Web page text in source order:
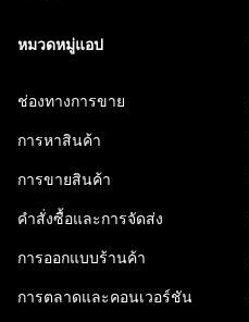
หมวดหมู่แอป
ช่องทางการขาย
การหาสินค้า
การขายสินค้า
คำสั่งซื้อและการจัดส่ง
การออกแบบร้านค้า
การตลาดและคอนเวอร์ชัน